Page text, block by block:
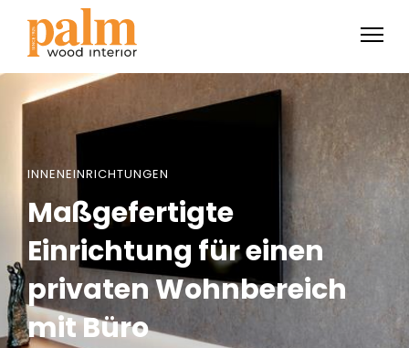
INNENEINRICHTUNGEN
Maßgefertigte
Einrichtung für einen
privaten Wohnbereich
mit Büro